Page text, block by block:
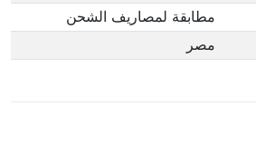
مطابقة لمصاريف الشحن
مصر